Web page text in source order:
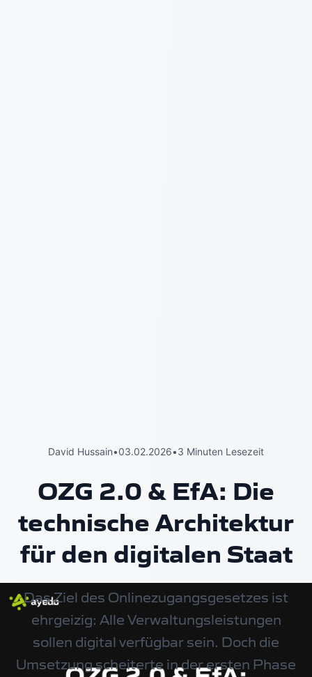
David Hussain•03.02.2026•3 Minuten Lesezeit
OZG 2.0 & EfA: Die
technische Architektur
für den digitalen Staat
Das Ziel des Onlinezugangsgesetzes ist
ehrgeizig: Alle Verwaltungsleistungen
sollen digital verfügbar sein. Doch die
Umsetzung scheiterte in der ersten Phase